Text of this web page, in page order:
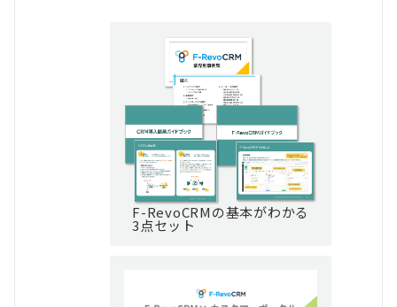
F-RevoCRMの基本がわかる
3点セット